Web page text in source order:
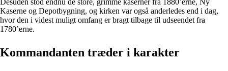
Desuden stod endnu de store, grimme kaserner fra 1880’erne, Ny
Kaserne og Depotbygning, og kirken var også anderledes end i dag,
hvor den i videst muligt omfang er bragt tilbage til udseendet fra
1780’erne.
Kommandanten træder i karakter